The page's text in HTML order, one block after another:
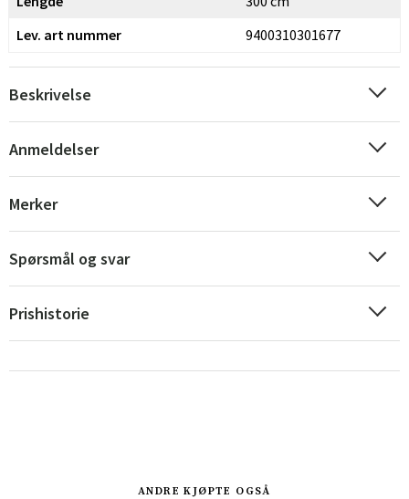
Norge
Suomi
Lev. art nummer
9400310301677
Beskrivelse
Anmeldelser
Merker
Spørsmål og svar
Prishistorie
ANDRE KJØPTE OGSÅ